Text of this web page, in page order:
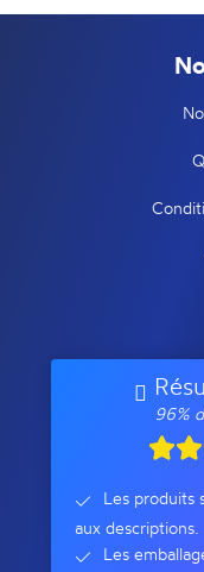
96%
Les produits
aux descriptions.
Les